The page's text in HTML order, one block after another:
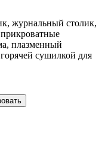
журнальный столик,
плазменный
сушилкой для